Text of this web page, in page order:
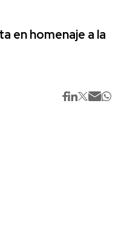
en homenaje a la